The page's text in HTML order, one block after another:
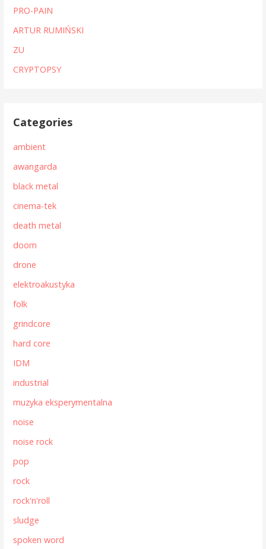
PRO-PAIN
ARTUR RUMIŃSKI
ZU
CRYPTOPSY
Categories
ambient
awangarda
black metal
cinema-tek
death metal
doom
drone
elektroakustyka
folk
grindcore
hard core
IDM
industrial
muzyka eksperymentalna
noise
noise rock
pop
rock
rock'n'roll
sludge
spoken word